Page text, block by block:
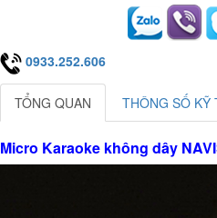
0933.252.606
TỔNG QUAN THÔNG SỐ KỸ
Micro Karaoke không dây